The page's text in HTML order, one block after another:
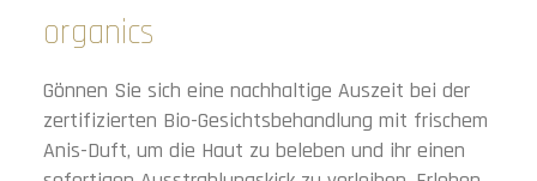
organics
Gönnen Sie sich eine nachhaltige Auszeit bei der
zertifizierten Bio-Gesichtsbehandlung mit frischem
Anis-Duft, um die Haut zu beleben und ihr einen